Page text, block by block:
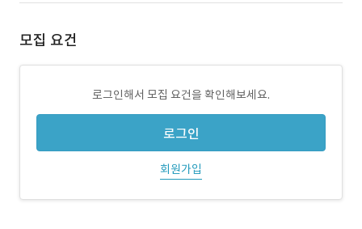
모집 요건
로그인해서 모집 요건을 확인해보세요.
로그인
회원가입